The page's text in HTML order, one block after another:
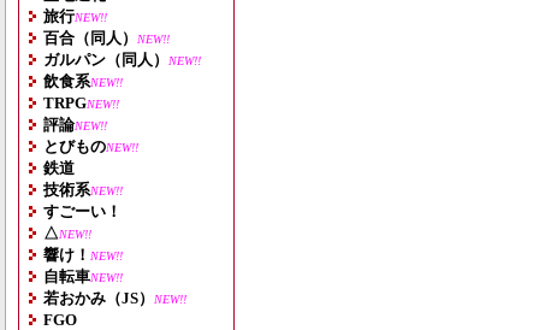
旅行NEW!!
百合（同人） NEW!!
ガルパン（同人） NEW!!
飲食系NEW!!
TRPGNEW!!
評論NEW!!
とびものNEW!!
鉄道
技術系NEW!!
すごーい！
△NEW!!
響け！ NEW!!
自転車NEW!!
若おかみ（JS） NEW!!
FGO